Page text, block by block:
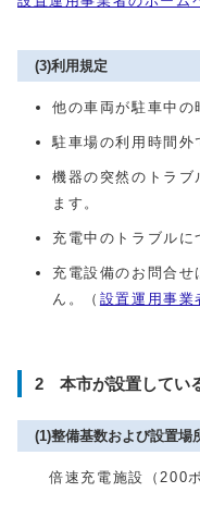
(3)利用規定
他の車両が駐車中の
駐車場の利用時間外
機器の突然のトラブ
ます。
充電中のトラブルに
充電設備のお問合
ん。（ 設置運用事業
2 本市が設置してい
(1)整備基数および設置場
倍速充電施設（200ボ